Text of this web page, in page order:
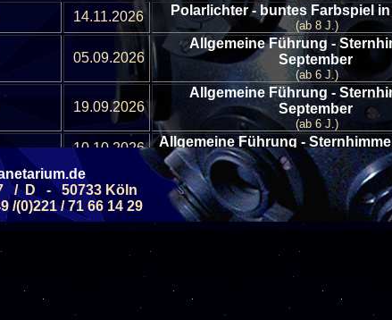
14.11.2026 Polarlichter - buntes Farbspiel
(ab 8 J.)
05.09.2026
Allgemeine Führung -
September
(ab 6 J.)
19.09.2026
Allgemeine Führung -
September
(ab 6 J.)
10.10.2026 Allgemeine Führung -
(ab 6 J.)
24.10.2026 Allgemeine Führung -
(ab 6 J.)
07.11.2026
Allgemeine Führung -
November
Allgemeine Führung -
November
(ab 6 J.)
Allgemeine Führung -
/ D - 50733 Köln
/(0)221 / 71 66 14 29